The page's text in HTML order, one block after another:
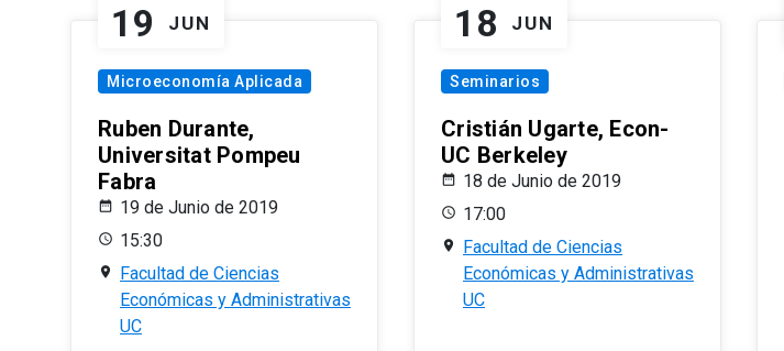
19 JUN
Microeconomía Aplicada
Ruben Durante,
Universitat Pompeu
Fabra
19 de Junio de 2019
15:30
Facultad de Ciencias
Económicas y Administrativas
UC
18 JUN
Seminarios
Cristián Ugarte, Econ-
UC Berkeley
18 de Junio de 2019
17:00
Facultad de Ciencias
Económicas y Administrativas
UC